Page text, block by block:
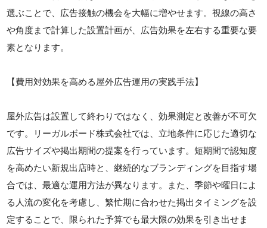
選ぶことで、広告接触の機会を大幅に増やせます。視線の高さ
や角度まで計算した設置計画が、広告効果を左右する重要な要
素となります。
【費用対効果を高める屋外広告運用の実践手法】
屋外広告は設置して終わりではなく、効果測定と改善が不可欠
です。リーガルボード株式会社では、立地条件に応じた適切な
広告サイズや掲出期間の提案を行っています。短期間で認知度
を高めたい新規出店時と、継続的なブランディングを目指す場
合では、最適な運用方法が異なります。また、季節や曜日によ
る人流の変化を考慮し、繁忙期に合わせた掲出タイミングを設
定することで、限られた予算でも最大限の効果を引き出せま